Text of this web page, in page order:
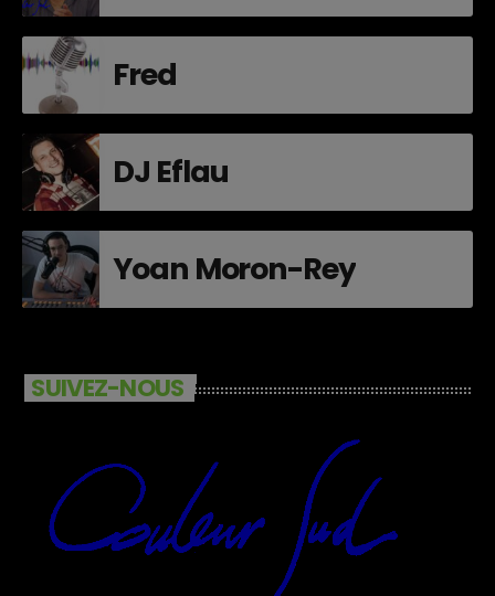
Fred
DJ Eflau
Yoan Moron-Rey
SUIVEZ-NOUS